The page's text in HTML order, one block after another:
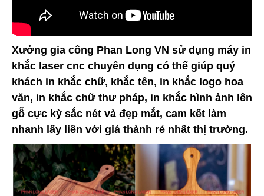
Xưởng gia công Phan Long VN sử dụng máy in
khắc laser cnc chuyên dụng có thể giúp quý
khách in khắc chữ, khắc tên, in khắc logo hoa
văn, in khắc chữ thư pháp, in khắc hình ảnh lên
gỗ cực kỳ sắc nét và đẹp mắt, cam kết làm
nhanh lấy liền với giá thành rẻ nhất thị trường.